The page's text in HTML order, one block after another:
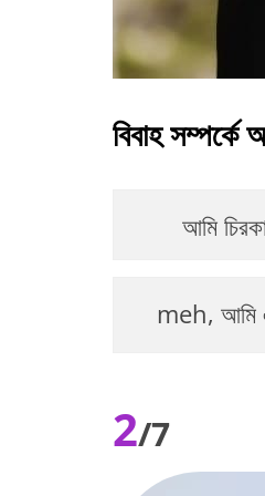
বিবাহ
আমি
meh, আমি
2/7